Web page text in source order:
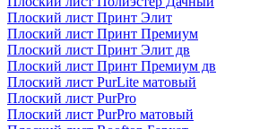
Плоский лист Принт Элит
Плоский лист Принт Премиум
Плоский лист Принт Элит дв
Плоский лист Принт Премиум дв
Плоский лист PurLite матовый
Плоский лист PurPro
Плоский лист PurPro матовый